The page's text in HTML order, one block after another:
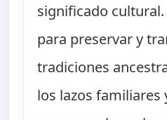
significado
para preservar y
tradiciones
los lazos